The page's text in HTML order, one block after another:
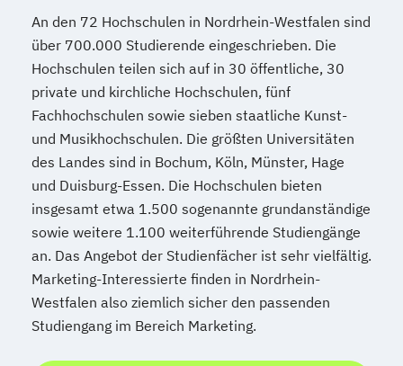
An den 72 Hochschulen in Nordrhein-Westfalen sind
über 700.000 Studierende eingeschrieben. Die
Hochschulen teilen sich auf in 30 öffentliche, 30
private und kirchliche Hochschulen, fünf
Fachhochschulen sowie sieben staatliche Kunst-
und Musikhochschulen. Die größten Universitäten
des Landes sind in Bochum, Köln, Münster, Hage
und Duisburg-Essen. Die Hochschulen bieten
insgesamt etwa 1.500 sogenannte grundanständige
sowie weitere 1.100 weiterführende Studiengänge
an. Das Angebot der Studienfächer ist sehr vielfältig.
Marketing-Interessierte finden in Nordrhein-
Westfalen also ziemlich sicher den passenden
Studiengang im Bereich Marketing.